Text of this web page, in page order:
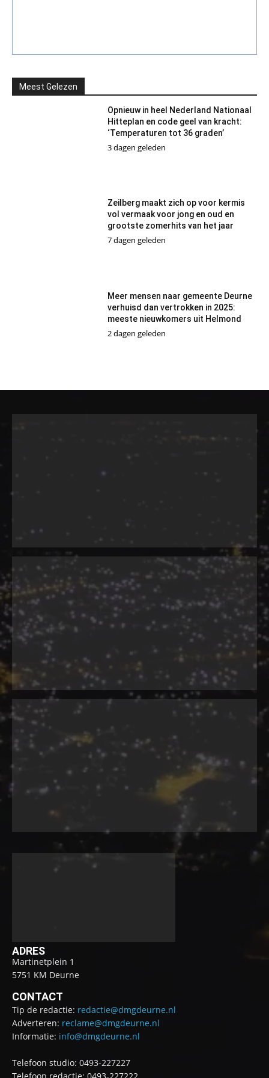
Meest Gelezen
Opnieuw in heel Nederland Nationaal
Hitteplan en code geel van kracht:
‘Temperaturen tot 36 graden’
3 dagen geleden
Zeilberg maakt zich op voor kermis
vol vermaak voor jong en oud en
grootste zomerhits van het jaar
7 dagen geleden
Meer mensen naar gemeente Deurne
verhuisd dan vertrokken in 2025:
meeste nieuwkomers uit Helmond
2 dagen geleden
ADRES
Martinetplein 1
5751 KM Deurne
CONTACT
Tip de redactie: redactie@dmgdeurne.nl
Adverteren: reclame@dmgdeurne.nl
Informatie: info@dmgdeurne.nl
Telefoon studio: 0493-227227